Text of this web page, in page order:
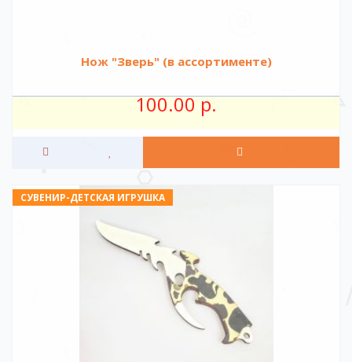
Нож "Зверь" (в ассортименте)
100.00 р.
СУВЕНИР-ДЕТСКАЯ ИГРУШКА